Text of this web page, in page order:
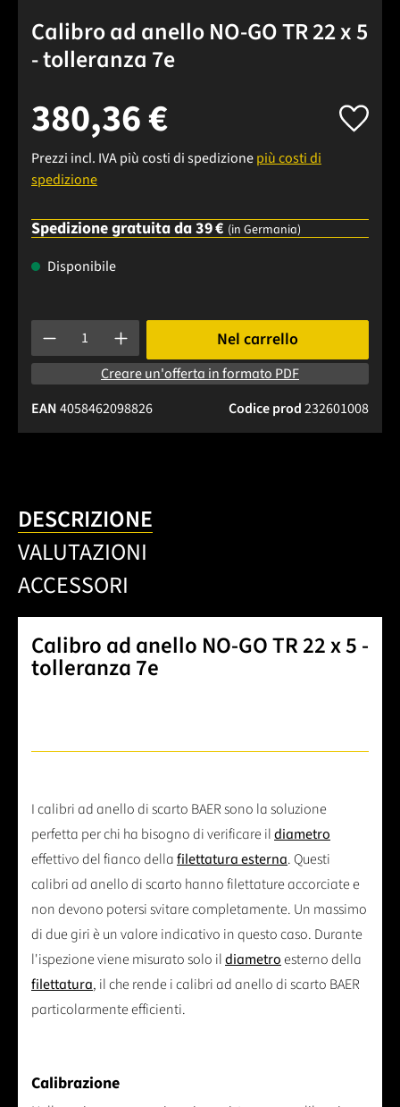
Calibro ad anello NO-GO TR 22 x 5
- tolleranza 7e
380,36 €
Prezzi incl. IVA più costi di spedizionepiù costi di
spedizione
Spedizione gratuita da 39 € (in Germania)
Disponibile
Quantità del prodotto: inserisci la quantità desiderata o
Nel carrello
Creare un'offerta in formato PDF
Codice prod232601008
EAN4058462098826
DESCRIZIONE
VALUTAZIONI
ACCESSORI
Calibro ad anello NO-GO TR 22 x 5 -
tolleranza 7e
I calibri ad anello di scarto BAER sono la soluzione
perfetta per chi ha bisogno di verificare ildiametro
effettivo del fianco dellafilettatura esterna. Questi
calibri ad anello di scarto hanno filettature accorciate e
non devono potersi svitare completamente. Un massimo
di due giri è un valore indicativo in questo caso. Durante
l'ispezione viene misurato solo ildiametroesterno della
filettatura, il che rende i calibri ad anello di scarto BAER
particolarmente efficienti.
Calibrazione